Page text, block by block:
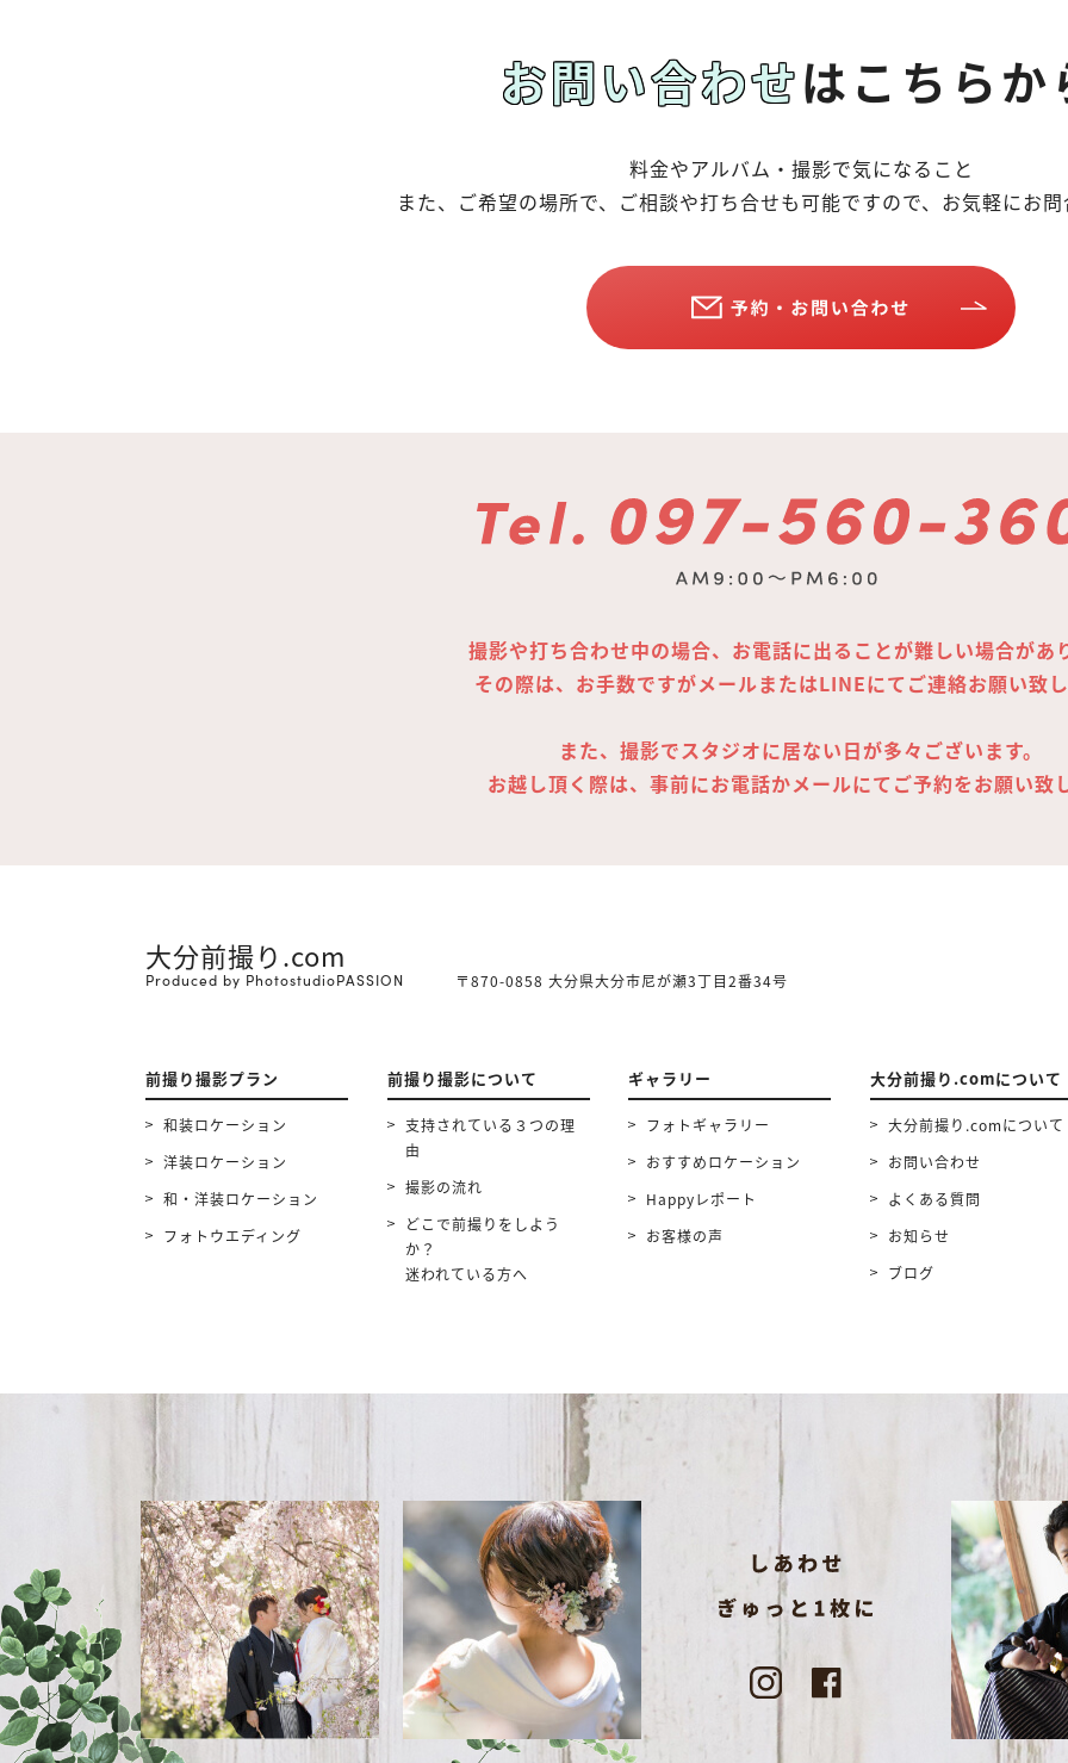
お問い合わせはこちらか
料金やアルバム・撮影で気になること
また、ご希望の場所で、ご相談や打ち合せも可能ですので、お気軽にお
撮影や打ち合わせ中の場合、お電話に出ることが難しい場合があ
その際は、お手数ですがメールまたはLINEにてご連絡お願い致
また、撮影でスタジオに居ない日が多々ございます。
お越し頂く際は、事前にお電話かメールにてご予約をお願い致
大分前撮り.com
Produced by PhotostudioPASSION 〒870-0858 大分県大分市尼が瀬3丁目2番34号
前撮り撮影プラン
和装ロケーション
洋装ロケーション
和・洋装ロケーション
フォトウエディング
前撮り撮影について
支持されている３つの理
由
撮影の流れ
どこで前撮りをしよう
か？
迷われている方へ
ギャラリー
フォトギャラリー
おすすめロケーション
Happyレポート
お客様の声
大分前撮り.comについて
大分前撮り.comについて
お問い合わせ
よくある質問
お知らせ
ブログ